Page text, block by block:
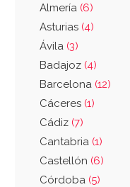
Almería (6)
Asturias (4)
Ávila (3)
Badajoz (4)
Barcelona (12)
Cáceres (1)
Cádiz (7)
Cantabria (1)
Castellón (6)
Córdoba (5)